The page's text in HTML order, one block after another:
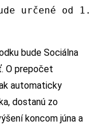
určené od 1.
bude Sociálna
O prepočet
automaticky
dostanú zo
koncom júna a